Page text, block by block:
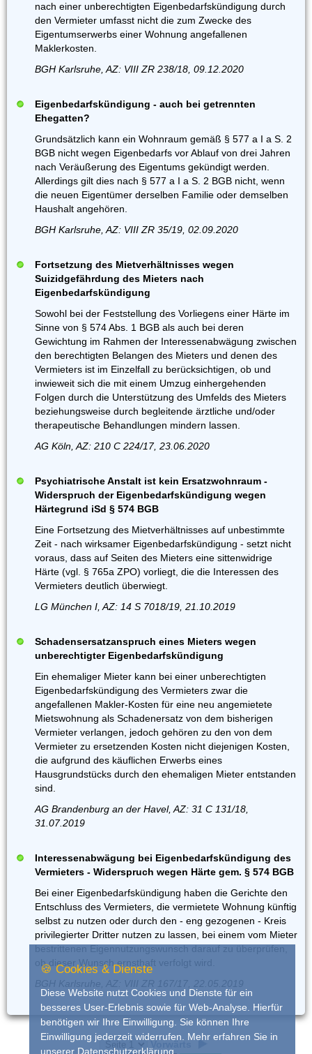
nach einer unberechtigten Eigenbedarfskündigung durch
den Vermieter umfasst nicht die zum Zwecke des
Eigentumserwerbs einer Wohnung angefallenen
Maklerkosten.
BGH Karlsruhe, AZ: VIII ZR 238/18, 09.12.2020
Eigenbedarfskündigung - auch bei getrennten
Ehegatten?
Grundsätzlich kann ein Wohnraum gemäß § 577 a I a S. 2
BGB nicht wegen Eigenbedarfs vor Ablauf von drei Jahren
nach Veräußerung des Eigentums gekündigt werden.
Allerdings gilt dies nach § 577 a I a S. 2 BGB nicht, wenn
die neuen Eigentümer derselben Familie oder demselben
Haushalt angehören.
BGH Karlsruhe, AZ: VIII ZR 35/19, 02.09.2020
Fortsetzung des Mietverhältnisses wegen
Suizidgefährdung des Mieters nach
Eigenbedarfskündigung
Sowohl bei der Feststellung des Vorliegens einer Härte im
Sinne von § 574 Abs. 1 BGB als auch bei deren
Gewichtung im Rahmen der Interessenabwägung zwischen
den berechtigten Belangen des Mieters und denen des
Vermieters ist im Einzelfall zu berücksichtigen, ob und
inwieweit sich die mit einem Umzug einhergehenden
Folgen durch die Unterstützung des Umfelds des Mieters
beziehungsweise durch begleitende ärztliche und/oder
therapeutische Behandlungen mindern lassen.
AG Köln, AZ: 210 C 224/17, 23.06.2020
Psychiatrische Anstalt ist kein Ersatzwohnraum -
Widerspruch der Eigenbedarfskündigung wegen
Härtegrund iSd § 574 BGB
Eine Fortsetzung des Mietverhältnisses auf unbestimmte
Zeit - nach wirksamer Eigenbedarfskündigung - setzt nicht
voraus, dass auf Seiten des Mieters eine sittenwidrige
Härte (vgl. § 765a ZPO) vorliegt, die die Interessen des
Vermieters deutlich überwiegt.
LG München I, AZ: 14 S 7018/19, 21.10.2019
Schadensersatzanspruch eines Mieters wegen
unberechtigter Eigenbedarfskündigung
Ein ehemaliger Mieter kann bei einer unberechtigten
Eigenbedarfskündigung des Vermieters zwar die
angefallenen Makler-Kosten für eine neu angemietete
Mietswohnung als Schadenersatz von dem bisherigen
Vermieter verlangen, jedoch gehören zu den von dem
Vermieter zu ersetzenden Kosten nicht diejenigen Kosten,
die aufgrund des käuflichen Erwerbs eines
Hausgrundstücks durch den ehemaligen Mieter entstanden
sind.
AG Brandenburg an der Havel, AZ: 31 C 131/18,
31.07.2019
Interessenabwägung bei Eigenbedarfskündigung des
Vermieters - Widerspruch wegen Härte gem. § 574 BGB
Bei einer Eigenbedarfskündigung haben die Gerichte den
Entschluss des Vermieters, die vermietete Wohnung künftig
selbst zu nutzen oder durch den - eng gezogenen - Kreis
privilegierter Dritter nutzen zu lassen, bei einem vom Mieter
bestrittenen Eigennutzungswunsch darauf zu überprüfen,
ob dieser Wunsch ernsthaft verfolgt wird.
BGH Karlsruhe, AZ: VIII ZR 167/17, 22.05.2019
🍪 Cookies & Dienste
Diese Website nutzt Cookies und Dienste für ein
besseres User-Erlebnis sowie für Web-Analyse. Hierfür
benötigen wir Ihre Einwilligung. Sie können Ihre
Einwilligung jederzeit widerrufen. Mehr erfahren Sie in
unserer Datenschutzerklärung